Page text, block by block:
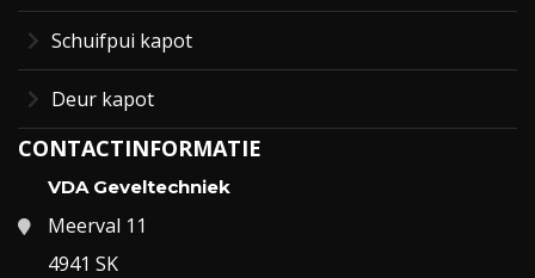
Schuifpui kapot
Deur kapot
CONTACTINFORMATIE
VDA Geveltechniek
Meerval 11
4941 SK